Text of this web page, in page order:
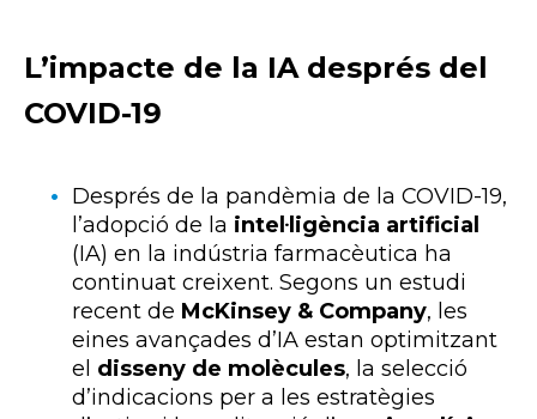
L’impacte de la IA després del
COVID-19
Després de la pandèmia de la COVID-19,
l’adopció de la intel·ligència artificial
(IA) en la indústria farmacèutica ha
continuat creixent. Segons un estudi
recent de McKinsey & Company, les
eines avançades d’IA estan optimitzant
el disseny de molècules, la selecció
d’indicacions per a les estratègies